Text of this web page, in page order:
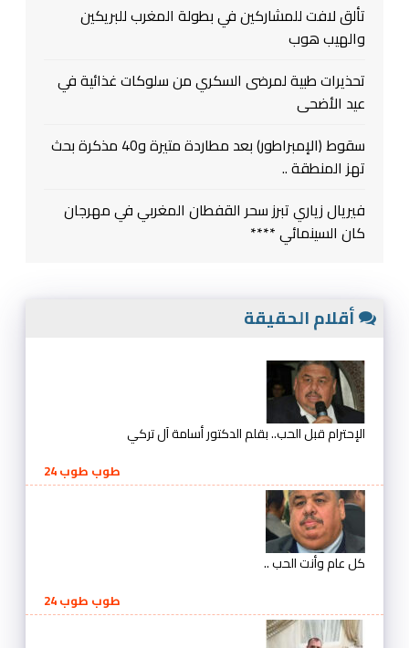
تألق لافت للمشاركين في بطولة المغرب للبريكين
والهيب هوب
تحذيرات طبية لمرضى السكري من سلوكات غذائية في
عيد الأضحى
سقوط (الإمبراطور) بعد مطاردة متيرة و40 مذكرة بحث
تهز المنطقة ..
فيريال زياري تبرز سحر القفطان المغربي في مهرجان
كان السينمائي ****
أقلام الحقيقة
الإحترام قبل الحب.. بقلم الدكتور أسامة آل تركي
طوب طوب 24
كل عام وأنت الحب ..
طوب طوب 24